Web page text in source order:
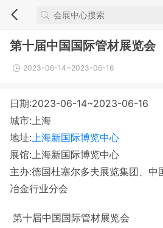
第十届中国国际管材展览会
2023-06-14~2023-06-16
日期:2023-06-14~2023-06-16
城市:上海
地址:上海新国际博览中心
展馆:上海新国际博览中心
主办:德国杜塞尔多夫展览集团、中
冶金行业分会
第十届中国国际管材展览会